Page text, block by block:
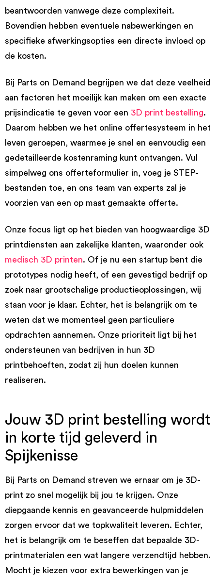
beantwoorden vanwege deze complexiteit.
Bovendien hebben eventuele nabewerkingen en
specifieke afwerkingsopties een directe invloed op
de kosten.
Bij Parts on Demand begrijpen we dat deze veelheid
aan factoren het moeilijk kan maken om een exacte
prijsindicatie te geven voor een 3D print bestelling.
Daarom hebben we het online offertesysteem in het
leven geroepen, waarmee je snel en eenvoudig een
gedetailleerde kostenraming kunt ontvangen. Vul
simpelweg ons offerteformulier in, voeg je STEP-
bestanden toe, en ons team van experts zal je
voorzien van een op maat gemaakte offerte.
Onze focus ligt op het bieden van hoogwaardige 3D
printdiensten aan zakelijke klanten, waaronder ook
medisch 3D printen. Of je nu een startup bent die
prototypes nodig heeft, of een gevestigd bedrijf op
zoek naar grootschalige productieoplossingen, wij
staan voor je klaar. Echter, het is belangrijk om te
weten dat we momenteel geen particuliere
opdrachten aannemen. Onze prioriteit ligt bij het
ondersteunen van bedrijven in hun 3D
printbehoeften, zodat zij hun doelen kunnen
realiseren.
Jouw 3D print bestelling wordt
in korte tijd geleverd in
Spijkenisse
Bij Parts on Demand streven we ernaar om je 3D-
print zo snel mogelijk bij jou te krijgen. Onze
diepgaande kennis en geavanceerde hulpmiddelen
zorgen ervoor dat we topkwaliteit leveren. Echter,
het is belangrijk om te beseffen dat bepaalde 3D-
printmaterialen een wat langere verzendtijd hebben.
Mocht je kiezen voor extra bewerkingen van je